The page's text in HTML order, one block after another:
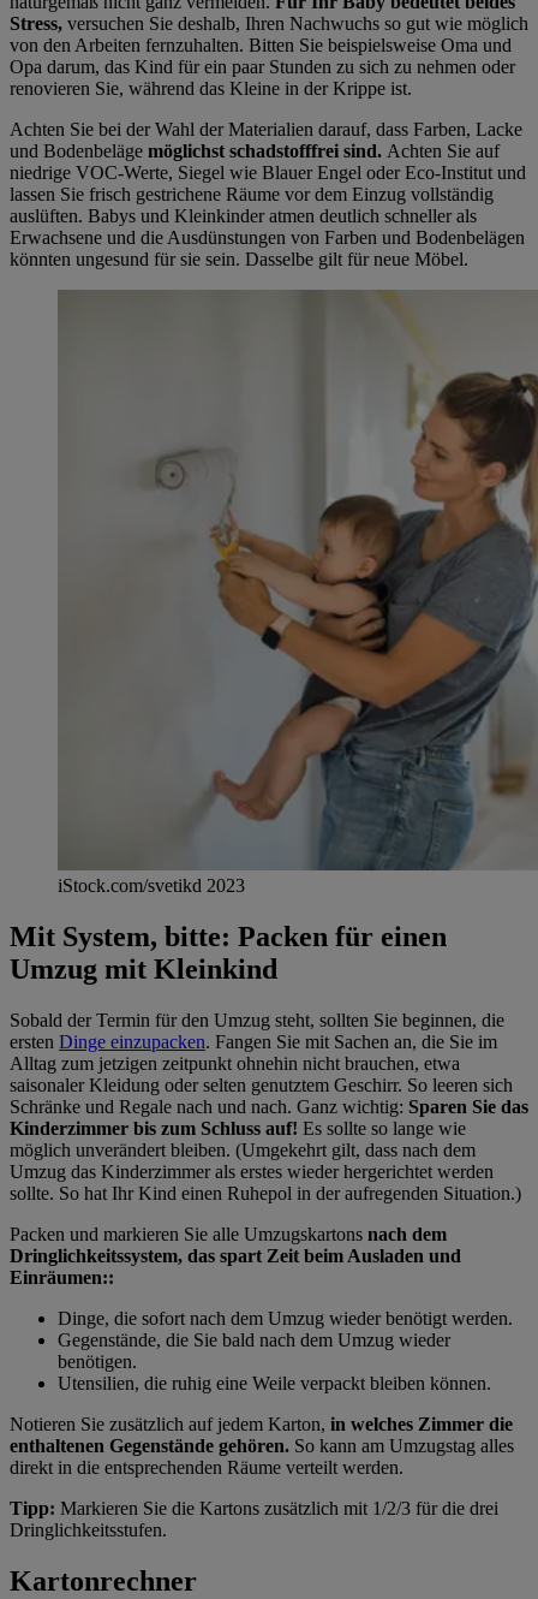
Stress, versuchen Sie deshalb, Ihren Nachwuchs so gut wie möglich
von den Arbeiten fernzuhalten. Bitten Sie beispielsweise Oma und
Opa darum, das Kind für ein paar Stunden zu sich zu nehmen oder
renovieren Sie, während das Kleine in der Krippe ist.
Achten Sie bei der Wahl der Materialien darauf, dass Farben, Lacke
und Bodenbeläge möglichst schadstofffrei sind. Achten Sie auf
niedrige VOC-Werte, Siegel wie Blauer Engel oder Eco-Institut und
lassen Sie frisch gestrichene Räume vor dem Einzug vollständig
auslüften. Babys und Kleinkinder atmen deutlich schneller als
Erwachsene und die Ausdünstungen von Farben und Bodenbelägen
könnten ungesund für sie sein. Dasselbe gilt für neue Möbel.
iStock.com/svetikd 2023
Mit System, bitte: Packen für einen
Umzug mit Kleinkind
Sobald der Termin für den Umzug steht, sollten Sie beginnen, die
ersten Dinge einzupacken. Fangen Sie mit Sachen an, die Sie im
Alltag zum jetzigen zeitpunkt ohnehin nicht brauchen, etwa
saisonaler Kleidung oder selten genutztem Geschirr. So leeren sich
Schränke und Regale nach und nach. Ganz wichtig: Sparen Sie das
Kinderzimmer bis zum Schluss auf! Es sollte so lange wie
möglich unverändert bleiben. (Umgekehrt gilt, dass nach dem
Umzug das Kinderzimmer als erstes wieder hergerichtet werden
sollte. So hat Ihr Kind einen Ruhepol in der aufregenden Situation.)
Packen und markieren Sie alle Umzugskartons nach dem
Dringlichkeitssystem, das spart Zeit beim Ausladen und
Einräumen::
Dinge, die sofort nach dem Umzug wieder benötigt werden.
Gegenstände, die Sie bald nach dem Umzug wieder
benötigen.
Utensilien, die ruhig eine Weile verpackt bleiben können.
Notieren Sie zusätzlich auf jedem Karton, in welches Zimmer die
enthaltenen Gegenstände gehören. So kann am Umzugstag alles
direkt in die entsprechenden Räume verteilt werden.
Tipp: Markieren Sie die Kartons zusätzlich mit 1/2/3 für die drei
Dringlichkeitsstufen.
Kartonrechner